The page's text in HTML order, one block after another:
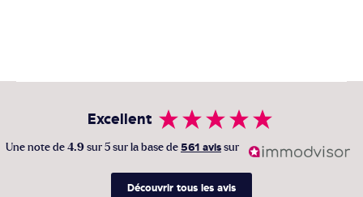
Excellent
Une note de 4.9 sur 5 sur la base de 561 avis sur
Découvrir tous les avis